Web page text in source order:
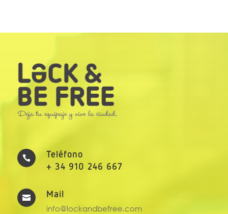

Teléfono
+ 34 910 246 667
 Mail
info@lockandbefree.com